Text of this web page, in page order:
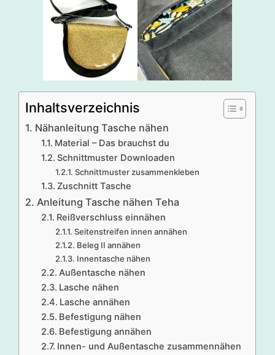
Inhaltsverzeichnis
Nähanleitung Tasche nähen
Material – Das brauchst du
Schnittmuster Downloaden
Schnittmuster zusammenkleben
Zuschnitt Tasche
Anleitung Tasche nähen Teha
Reißverschluss einnähen
Seitenstreifen innen annähen
Beleg II annähen
Innentasche nähen
Außentasche nähen
Lasche nähen
Lasche annähen
Befestigung nähen
Befestigung annähen
Innen- und Außentasche zusammennähen